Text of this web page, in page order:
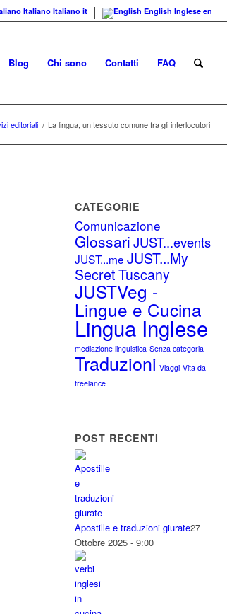
Italiano Italiano it English Inglese en
Blog Chi sono Contatti FAQ
editoriali / La lingua, un tessuto comune fra gli interlocutori
CATEGORIE
Comunicazione
Glossari JUST...events
JUST...me JUST...My
Secret Tuscany
JUSTVeg -
Lingue e Cucina
Lingua Inglese
mediazione linguistica Senza categoria
Traduzioni Viaggi Vita da
freelance
POST RECENTI
Apostille e traduzioni giurate27
Ottobre 2025 - 9:00